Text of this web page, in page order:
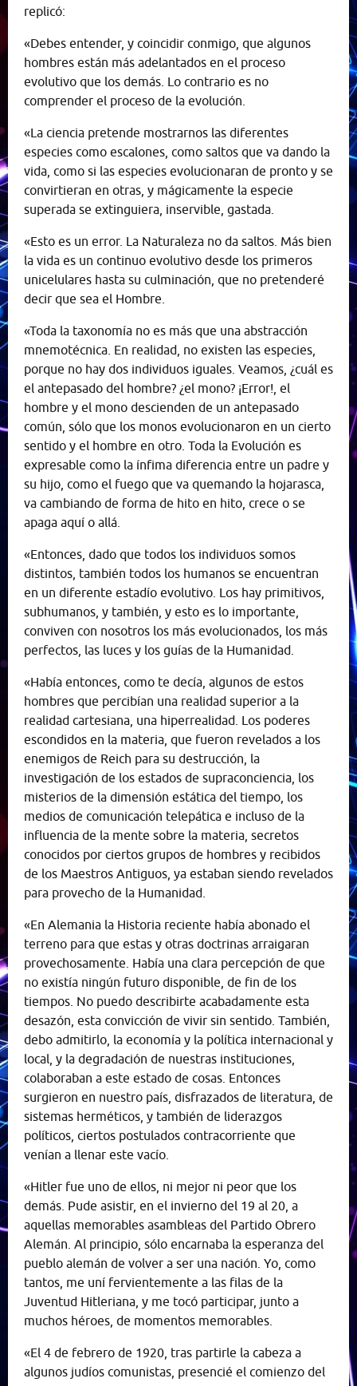
replicó:
«Debes entender, y coincidir conmigo, que algunos
hombres están más adelantados en el proceso
evolutivo que los demás. Lo contrario es no
comprender el proceso de la evolución.
«La ciencia pretende mostrarnos las diferentes
especies como escalones, como saltos que va dando la
vida, como si las especies evolucionaran de pronto y se
convirtieran en otras, y mágicamente la especie
superada se extinguiera, inservible, gastada.
«Esto es un error. La Naturaleza no da saltos. Más bien
la vida es un continuo evolutivo desde los primeros
unicelulares hasta su culminación, que no pretenderé
decir que sea el Hombre.
«Toda la taxonomía no es más que una abstracción
mnemotécnica. En realidad, no existen las especies,
porque no hay dos individuos iguales. Veamos, ¿cuál es
el antepasado del hombre? ¿el mono? ¡Error!, el
hombre y el mono descienden de un antepasado
común, sólo que los monos evolucionaron en un cierto
sentido y el hombre en otro. Toda la Evolución es
expresable como la ínfima diferencia entre un padre y
su hijo, como el fuego que va quemando la hojarasca,
va cambiando de forma de hito en hito, crece o se
apaga aquí o allá.
«Entonces, dado que todos los individuos somos
distintos, también todos los humanos se encuentran
en un diferente estadío evolutivo. Los hay primitivos,
subhumanos, y también, y esto es lo importante,
conviven con nosotros los más evolucionados, los más
perfectos, las luces y los guías de la Humanidad.
«Había entonces, como te decía, algunos de estos
hombres que percibían una realidad superior a la
realidad cartesiana, una hiperrealidad. Los poderes
escondidos en la materia, que fueron revelados a los
enemigos de Reich para su destrucción, la
investigación de los estados de supraconciencia, los
misterios de la dimensión estática del tiempo, los
medios de comunicación telepática e incluso de la
influencia de la mente sobre la materia, secretos
conocidos por ciertos grupos de hombres y recibidos
de los Maestros Antiguos, ya estaban siendo revelados
para provecho de la Humanidad.
«En Alemania la Historia reciente había abonado el
terreno para que estas y otras doctrinas arraigaran
provechosamente. Había una clara percepción de que
no existía ningún futuro disponible, de fin de los
tiempos. No puedo describirte acabadamente esta
desazón, esta convicción de vivir sin sentido. También,
debo admitirlo, la economía y la política internacional y
local, y la degradación de nuestras instituciones,
colaboraban a este estado de cosas. Entonces
surgieron en nuestro país, disfrazados de literatura, de
sistemas herméticos, y también de liderazgos
políticos, ciertos postulados contracorriente que
venían a llenar este vacío.
«Hitler fue uno de ellos, ni mejor ni peor que los
demás. Pude asistir, en el invierno del 19 al 20, a
aquellas memorables asambleas del Partido Obrero
Alemán. Al principio, sólo encarnaba la esperanza del
pueblo alemán de volver a ser una nación. Yo, como
tantos, me uní fervientemente a las filas de la
Juventud Hitleriana, y me tocó participar, junto a
muchos héroes, de momentos memorables.
«El 4 de febrero de 1920, tras partirle la cabeza a
algunos judíos comunistas, presencié el comienzo del